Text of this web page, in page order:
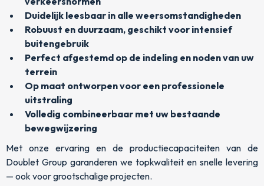
Duidelijk leesbaar in alle weersomstandigheden
Robuust en duurzaam, geschikt voor intensief
buitengebruik
Perfect afgestemd op de indeling en noden van uw
terrein
Op maat ontworpen voor een professionele
uitstraling
Volledig combineerbaar met uw bestaande
bewegwijzering
Met onze ervaring en de productiecapaciteiten van de
Doublet Group garanderen we topkwaliteit en snelle levering
— ook voor grootschalige projecten.